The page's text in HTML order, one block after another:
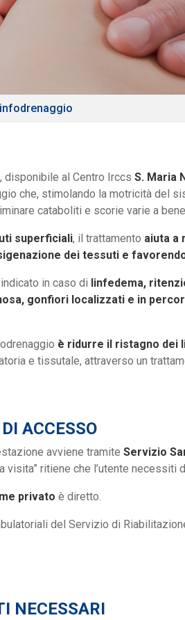
, disponibile al Centro Irccs S. Maria
che, stimolando la motricità del
cataboliti e scorie varie a
superficiali, il trattamento aiuta a
dei tessuti e
in caso di linfedema,
gonfiori localizzati e in
è ridurre il ristagno dei
e tissutale, attraverso un
ACCESSO
avviene tramite Servizio
visita” ritiene che l’utente necessiti
privato è diretto.
del Servizio di
NECESSARI